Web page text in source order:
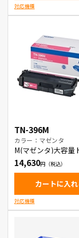
対応機種
TN-396M
カラー：マゼンタ
M(マゼンタ)大容量
ートリッジ
14,630
カートに入
対応機種